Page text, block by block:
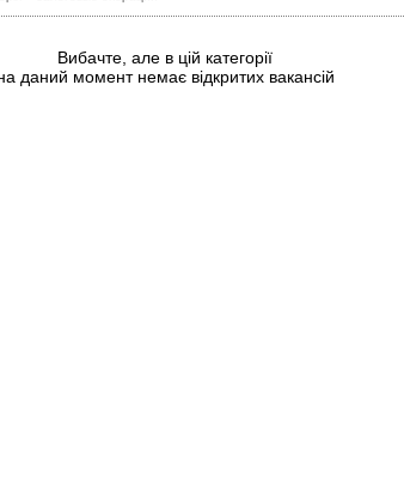
Вибачте, але в цій категорії
даний момент немає відкритих вакансій